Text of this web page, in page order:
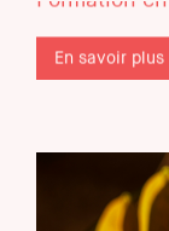
Formation
redéfinir